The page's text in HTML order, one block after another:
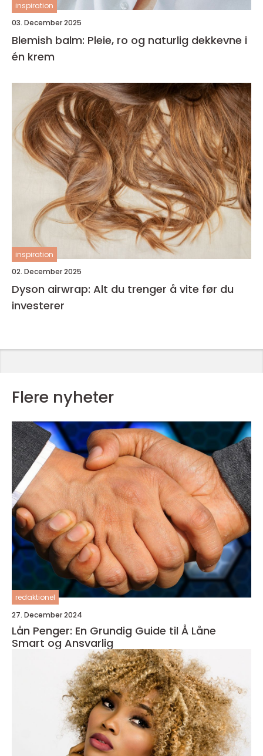
inspiration
03. December 2025
Blemish balm: Pleie, ro og naturlig dekkevne i
én krem
inspiration
02. December 2025
Dyson airwrap: Alt du trenger å vite før du
investerer
Flere nyheter
redaktionel
27. December 2024
Lån Penger: En Grundig Guide til Å Låne
Smart og Ansvarlig